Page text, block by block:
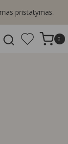
pristatymas.
0